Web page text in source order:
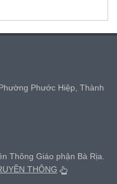
Phước Hiệp, Thành
Thông Giáo phận Bà Rịa.
THÔNG